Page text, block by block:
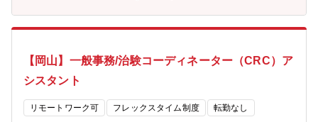
【岡山】一般事務/治験コーディネーター（CRC）ア
シスタント
リモートワーク可 フレックスタイム制度 転勤なし